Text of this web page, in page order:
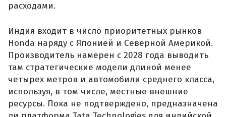
расходами.
Индия входит в число приоритетных рынков
Honda наряду с Японией и Северной Америкой.
Производитель намерен с 2028 года выводить
там стратегические модели длиной менее
четырех метров и автомобили среднего класса,
используя, в том числе, местные внешние
ресурсы. Пока не подтверждено, предназначена